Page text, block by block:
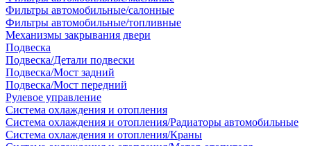
Фильтры автомобильные/салонные
Фильтры автомобильные/топливные
Механизмы закрывания двери
Подвеска
Подвеска/Детали подвески
Подвеска/Мост задний
Подвеска/Мост передний
Рулевое управление
Система охлаждения и отопления
Система охлаждения и отопления/Радиаторы автомобильные
Система охлаждения и отопления/Краны